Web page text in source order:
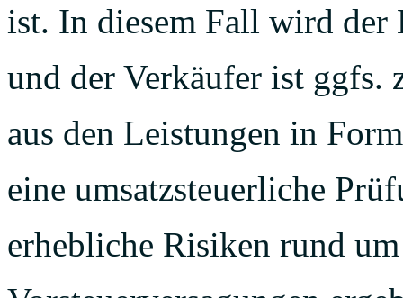
ist. In diesem Fall wird der
und der Verkäufer ist ggfs.
aus den Leistungen in
eine umsatzsteuerliche
erhebliche Risiken rund